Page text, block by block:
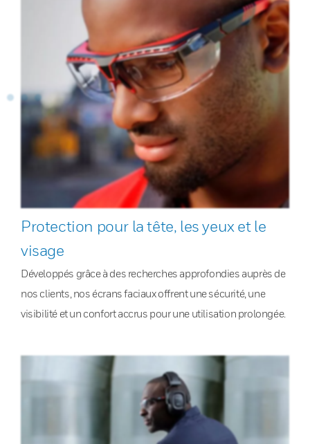
Protection pour la tête, les yeux et le
visage
Développés grâce à des recherches approfondies auprès de
nos clients, nos écrans faciaux offrent une sécurité, une
visibilité et un confort accrus pour une utilisation prolongée.